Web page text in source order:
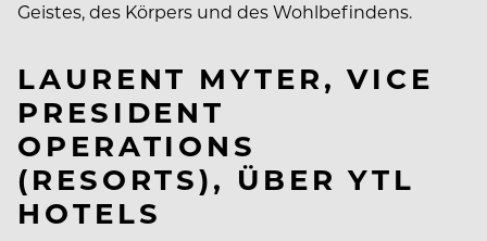
Geistes, des Körpers und des Wohlbefindens.
LAURENT MYTER, VICE
PRESIDENT
OPERATIONS
(RESORTS), ÜBER YTL
HOTELS